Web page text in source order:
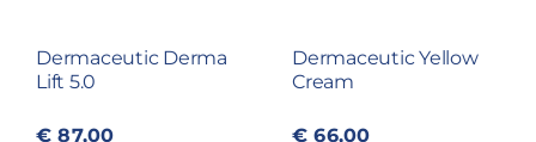
Dermaceutic Derma
Lift 5.0
€ 87,00
Dermaceutic Yellow
Cream
€ 66,00